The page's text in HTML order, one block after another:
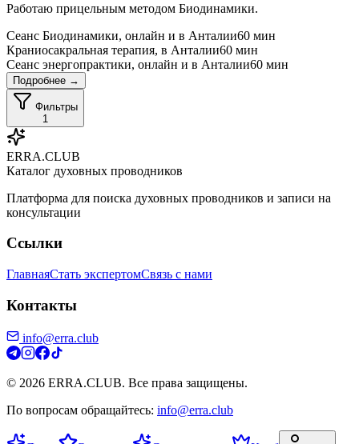
Работаю прицельным методом Биодинамики.
Сеанс Биодинамики, онлайн и в Анталии60 мин
Краниосакральная терапия, в Анталии60 мин
Сеанс энергопрактики, онлайн и в Анталии60 мин
Подробнее →
Фильтры
1
ERRA.CLUB
Каталог духовных проводников
Платформа для поиска духовных проводников и записи на
консультации
Ссылки
ГлавнаяСтать экспертомСвязь с нами
Контакты
info@erra.club
© 2026 ERRA.CLUB. Все права защищены.
По вопросам обращайтесь: info@erra.club